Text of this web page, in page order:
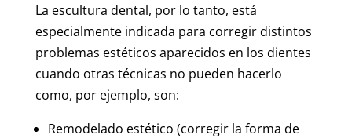
La escultura dental, por lo tanto, está
especialmente indicada para corregir distintos
problemas estéticos aparecidos en los dientes
cuando otras técnicas no pueden hacerlo
como, por ejemplo, son:
Remodelado estético (corregir la forma de